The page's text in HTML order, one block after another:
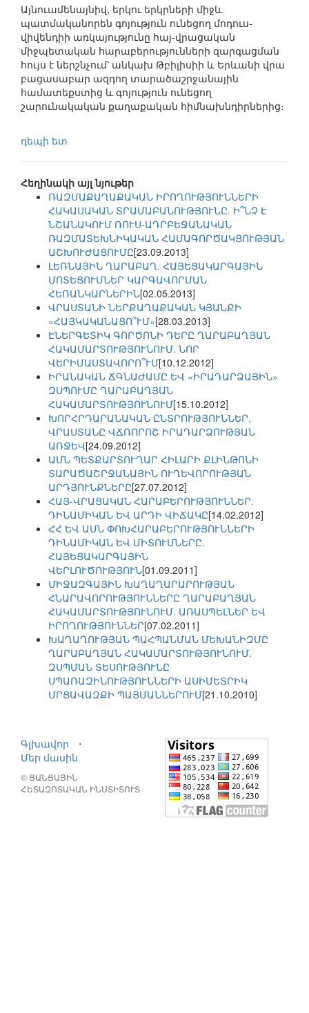
Այնուամենայնիվ, երկու երկրների միջև
պատմականորեն գոյություն ունեցող մոդուս-
վիվենդիի առկայությունը հայ-վրացական
միջպետական հարաբերությունների զարգացման
հույս է ներշնչում՝ անկախ Թբիլիսիի և Երևանի վրա
բացասաբար ազդող տարածաշրջանային
համատեքստից և գոյություն ունեցող
շարունակական քաղաքական հիմնախնդիրներից։
դեպի ետ
Հեղինակի այլ նյութեր
ՌԱԶՄԱՔԱՂԱՔԱԿԱՆ ԻՐՈՂՈՒԹՅՈՒՆՆԵՐԻ
ՀԱԿԱՍԱԿԱՆ ՏՐԱՄԱԲԱՆՈՒԹՅՈՒՆԸ. Ի՞ՆՉ Է
ՆՇԱՆԱԿՈՒՄ ՌՈՒՍ-ԱԴՐԲԵՋԱՆԱԿԱՆ
ՌԱԶՄԱՏԵԽՆԻԿԱԿԱՆ ՀԱՄԱԳՈՐԾԱԿՑՈՒԹՅԱՆ
ԱՇԽՈՒԺԱՑՈՒՄԸ[23.09.2013]
ԼԵՌՆԱՅԻՆ ՂԱՐԱԲԱՂ. ՀԱՅԵՑԱԿԱՐԳԱՅԻՆ
ՄՈՏԵՑՈՒՄՆԵՐ ԿԱՐԳԱՎՈՐՄԱՆ
ՀԵՌԱՆԿԱՐՆԵՐԻՆ[02.05.2013]
ՎՐԱՍՏԱՆԻ ՆԵՐՔԱՂԱՔԱԿԱՆ ԿՅԱՆՔԻ
«ՀԱՅԿԱԿԱՆԱՑՈ՞ՒՄ»[28.03.2013]
ԷՆԵՐԳԵՏԻԿ ԳՈՐԾՈՆԻ ԴԵՐԸ ՂԱՐԱԲԱՂՅԱՆ
ՀԱԿԱՄԱՐՏՈՒԹՅՈՒՆՈՒՄ. ՆՈՐ
ՎԵՐԻՄԱՍՏԱՎՈՐՈ՞ՒՄ[10.12.2012]
ԻՐԱՆԱԿԱՆ ՃԳՆԱԺԱՄԸ ԵՎ «ԻՐԱԴԱՐՁԱՅԻՆ»
ԶՍՊՈՒՄԸ ՂԱՐԱԲԱՂՅԱՆ
ՀԱԿԱՄԱՐՏՈՒԹՅՈՒՆՈՒՄ[15.10.2012]
ԽՈՐՀՐԴԱՐԱՆԱԿԱՆ ԸՆՏՐՈՒԹՅՈՒՆՆԵՐ.
ՎՐԱՍՏԱՆԸ ՎՃՌՈՐՈՇ ԻՐԱԴԱՐՁՈՒԹՅԱՆ
ԱՌՋԵՎ[24.09.2012]
ԱՄՆ ՊԵՏՔԱՐՏՈՒՂԱՐ ՀԻԼԱՐԻ ՔԼԻՆԹՈՆԻ
ՏԱՐԱԾԱՇՐՋԱՆԱՅԻՆ ՈՒՂԵՎՈՐՈՒԹՅԱՆ
ԱՐԴՅՈՒՆՔՆԵՐԸ[27.07.2012]
ՀԱՅ-ՎՐԱՑԱԿԱՆ ՀԱՐԱԲԵՐՈՒԹՅՈՒՆՆԵՐ.
ԴԻՆԱՄԻԿԱՆ ԵՎ ԱՐԴԻ ՎԻՃԱԿԸ[14.02.2012]
ՀՀ ԵՎ ԱՄՆ ՓՈԽՀԱՐԱԲԵՐՈՒԹՅՈՒՆՆԵՐԻ
ԴԻՆԱՄԻԿԱՆ ԵՎ ՄԻՏՈՒՄՆԵՐԸ.
ՀԱՅԵՑԱԿԱՐԳԱՅԻՆ
ՎԵՐԼՈՒԾՈՒԹՅՈՒՆ[01.09.2011]
ՄԻՋԱԶԳԱՅԻՆ ԽԱՂԱՂԱՐԱՐՈՒԹՅԱՆ
ՀՆԱՐԱՎՈՐՈՒԹՅՈՒՆՆԵՐԸ ՂԱՐԱԲԱՂՅԱՆ
ՀԱԿԱՄԱՐՏՈՒԹՅՈՒՆՈՒՄ. ԱՌԱՍՊԵԼՆԵՐ ԵՎ
ԻՐՈՂՈՒԹՅՈՒՆՆԵՐ[07.02.2011]
ԽԱՂԱՂՈՒԹՅԱՆ ՊԱՀՊԱՆՄԱՆ ՄԵԽԱՆԻԶՄԸ
ՂԱՐԱԲԱՂՅԱՆ ՀԱԿԱՄԱՐՏՈՒԹՅՈՒՆՈՒՄ.
ԶՍՊՄԱՆ ՏԵՍՈՒԹՅՈՒՆԸ
ՍՊԱՌԱԶԻՆՈՒԹՅՈՒՆՆԵՐԻ ԱՍԻՄԵՏՐԻԿ
ՄՐՑԱՎԱԶՔԻ ՊԱՅՄԱՆՆԵՐՈՒՄ[21.10.2010]
Գլխավոր
⋅
Մեր մասին
© ՑԱՆՑԱՅԻՆ
ՀԵՏԱԶՈՏԱԿԱՆ ԻՆՍՏԻՏՈՒՏ